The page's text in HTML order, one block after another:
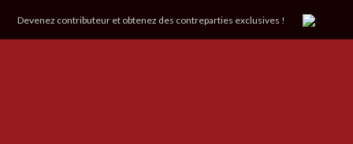
Devenez contributeur et obtenez des contreparties exclusives !